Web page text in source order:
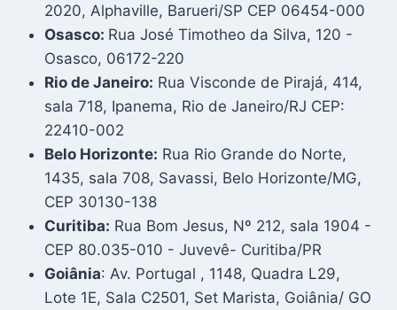
2020, Alphaville, Barueri/SP CEP 06454-000
Osasco: Rua José Timotheo da Silva, 120 -
Osasco, 06172-220
Rio de Janeiro: Rua Visconde de Pirajá, 414,
sala 718, Ipanema, Rio de Janeiro/RJ CEP:
22410-002
Belo Horizonte: Rua Rio Grande do Norte,
1435, sala 708, Savassi, Belo Horizonte/MG,
CEP 30130-138
Curitiba: Rua Bom Jesus, Nº 212, sala 1904 -
CEP 80.035-010 - Juvevê- Curitiba/PR
Goiânia: Av. Portugal , 1148, Quadra L29,
Lote 1E, Sala C2501, Set Marista, Goiânia/ GO